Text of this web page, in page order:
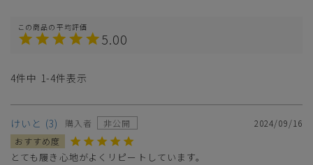
5.00
4件中 1-4件表示
けいと 3 購入者 非公開 2024/09/16
とても履き心地がよくリピートしています。